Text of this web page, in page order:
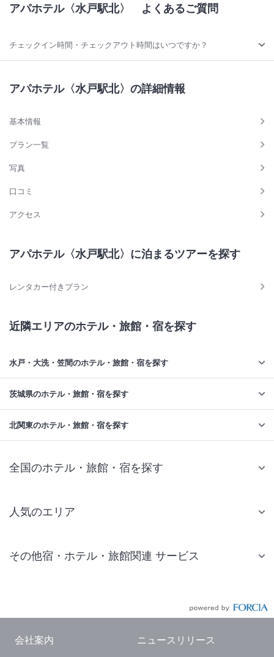
アパホテル〈水戸駅北〉 よくあるご質問
チェックイン時間・チェックアウト時間はいつですか？
アパホテル〈水戸駅北〉の詳細情報
基本情報
プラン一覧
写真
口コミ
アクセス
アパホテル〈水戸駅北〉に泊まるツアーを探す
レンタカー付きプラン
近隣エリアのホテル・旅館・宿を探す
水戸・大洗・笠間のホテル・旅館・宿を探す
茨城県のホテル・旅館・宿を探す
北関東のホテル・旅館・宿を探す
全国のホテル・旅館・宿を探す
人気のエリア
仙台 ホテル
東京ドーム ホテル
その他宿・ホテル・旅館関連 サービス
会社案内 ニュースリリース